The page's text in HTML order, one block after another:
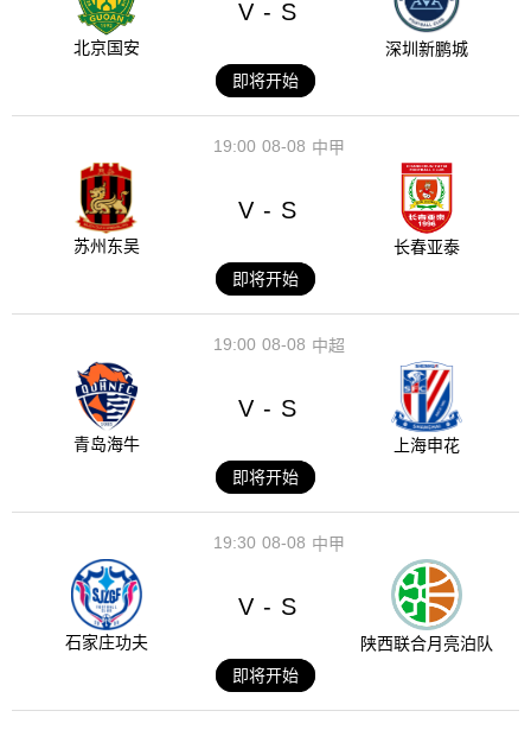
北京国安
V - S
深圳新鹏城
即将开始
08-08
19:00 中甲
苏州东吴
V - S
长春亚泰
即将开始
08-08
19:00 中超
青岛海牛
V - S
上海申花
即将开始
08-08
19:30 中甲
石家庄功夫
V - S
陕西联合月亮泊队
即将开始